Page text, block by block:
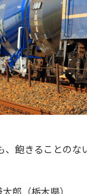
、飽きることのな